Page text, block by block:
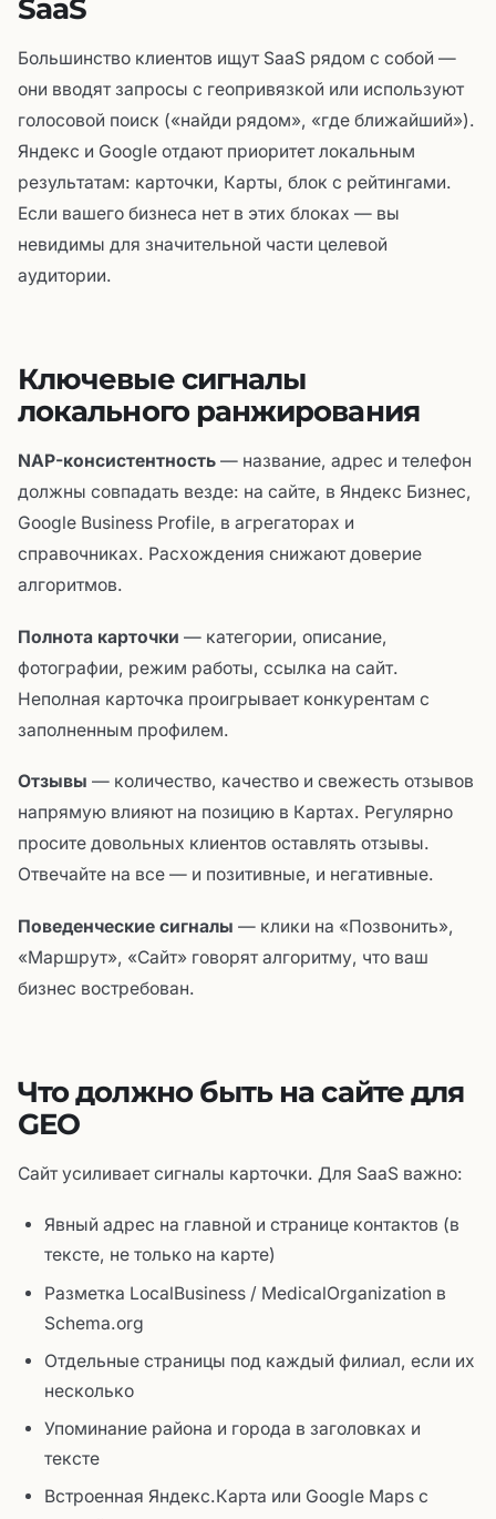
SaaS
Большинство клиентов ищут SaaS рядом с собой —
они вводят запросы с геопривязкой или используют
голосовой поиск («найди рядом», «где ближайший»).
Яндекс и Google отдают приоритет локальным
результатам: карточки, Карты, блок с рейтингами.
Если вашего бизнеса нет в этих блоках — вы
невидимы для значительной части целевой
аудитории.
Ключевые сигналы
локального ранжирования
NAP-консистентность — название, адрес и телефон
должны совпадать везде: на сайте, в Яндекс Бизнес,
Google Business Profile, в агрегаторах и
справочниках. Расхождения снижают доверие
алгоритмов.
Полнота карточки — категории, описание,
фотографии, режим работы, ссылка на сайт.
Неполная карточка проигрывает конкурентам с
заполненным профилем.
Отзывы — количество, качество и свежесть отзывов
напрямую влияют на позицию в Картах. Регулярно
просите довольных клиентов оставлять отзывы.
Отвечайте на все — и позитивные, и негативные.
Поведенческие сигналы — клики на «Позвонить»,
«Маршрут», «Сайт» говорят алгоритму, что ваш
бизнес востребован.
Что должно быть на сайте для
GEO
Сайт усиливает сигналы карточки. Для SaaS важно:
Явный адрес на главной и странице контактов (в
тексте, не только на карте)
Разметка LocalBusiness / MedicalOrganization в
Schema.org
Отдельные страницы под каждый филиал, если их
несколько
Упоминание района и города в заголовках и
тексте
Встроенная Яндекс.Карта или Google Maps с